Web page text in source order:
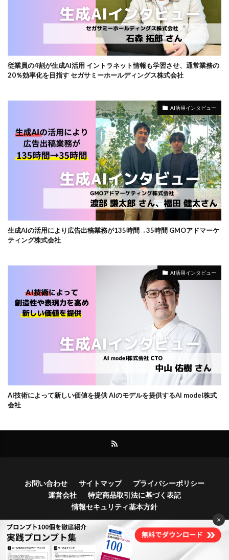
従業員の4割が生成AI活用 イントラネット情報も学習させ、通常業務の
20％効率化を目指す セガサミーホールディングス株式会社
AI活用インタビュー
生成AIの活用により広告出稿業務が135時間→35時間 GMOアドマーケ
ティング株式会社
AI活用インタビュー
AI技術によって新しい価値を提供 AIのモデルを提供するAI model株式
会社
お問い合わせ サイトマップ
プライバシーポリシー
運営会社
特定商品取引法に基づく表記
情報セキュリティ基本方針
Copyright© Bocek, Inc.
×